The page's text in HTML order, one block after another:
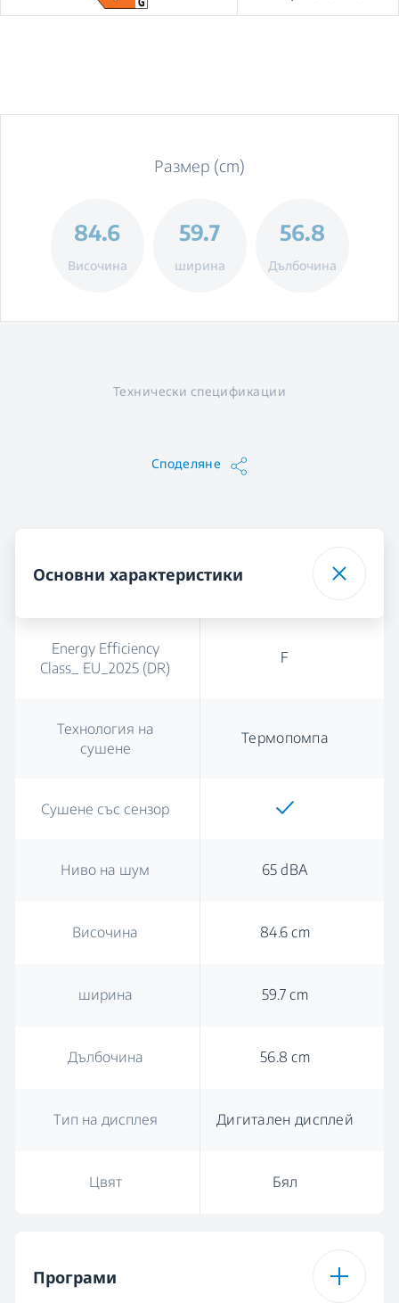
Размер (cm)
84.6
Височина
59.7
ширина
56.8
Дълбочина
Технически спецификации
Споделяне
Основни характеристики
Energy Efficiency
Class_ EU_2025 (DR)
F
Технология на
сушене
Термопомпа
Сушене със сензор
Ниво на шум 65 dBA
Височина 84.6 cm
ширина 59.7 cm
Дълбочина 56.8 cm
Тип на дисплея Дигитален дисплей
Цвят Бял
Програми